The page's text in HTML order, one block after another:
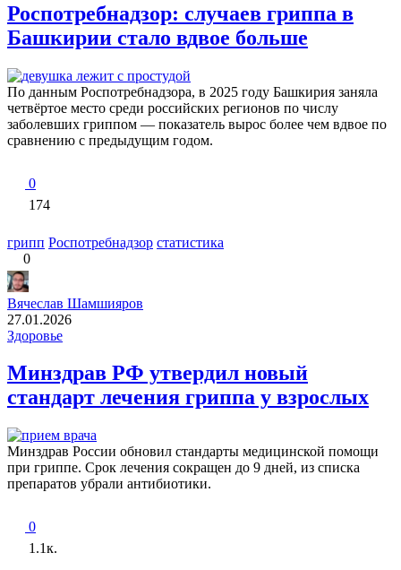
Роспотребнадзор: случаев гриппа в
Башкирии стало вдвое больше
По данным Роспотребнадзора, в 2025 году Башкирия заняла
четвёртое место среди российских регионов по числу
заболевших гриппом — показатель вырос более чем вдвое по
сравнению с предыдущим годом.
0
174
грипп Роспотребнадзор статистика
0
Вячеслав Шамшияров
27.01.2026
Здоровье
Минздрав РФ утвердил новый
стандарт лечения гриппа у взрослых
Минздрав России обновил стандарты медицинской помощи
при гриппе. Срок лечения сокращен до 9 дней, из списка
препаратов убрали антибиотики.
0
1.1к.